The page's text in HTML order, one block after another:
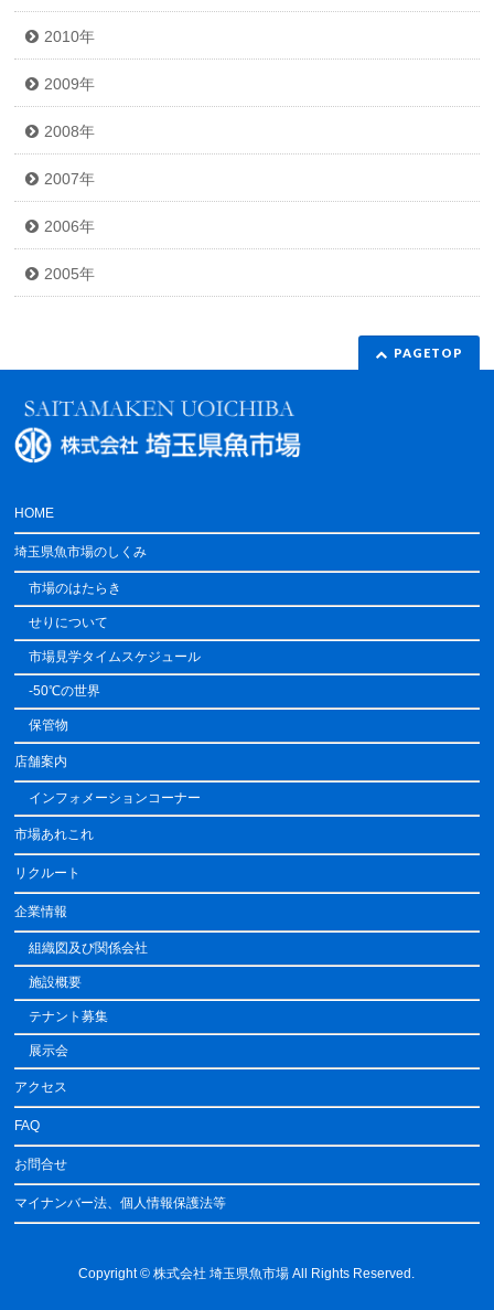
2010年
2009年
2008年
2007年
2006年
2005年
PAGETOP
HOME
埼玉県魚市場のしくみ
市場のはたらき
せりについて
市場見学タイムスケジュール
-50℃の世界
保管物
店舗案内
インフォメーションコーナー
市場あれこれ
リクルート
企業情報
組織図及び関係会社
施設概要
テナント募集
展示会
アクセス
FAQ
お問合せ
マイナンバー法、個人情報保護法等
Copyright ©株式会社 埼玉県魚市場 All Rights Reserved.